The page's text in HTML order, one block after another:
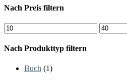
Nach Preis filtern
Min.
Preis
Max.
Preis
Nach Produkttyp filtern
Buch (1)